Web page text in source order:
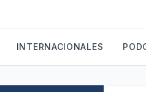
INTERNACIONALES